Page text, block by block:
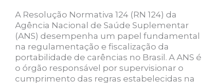
A Resolução Normativa 124 (RN 124) da
Agência Nacional de Saúde Suplementar
(ANS) desempenha um papel fundamental
na regulamentação e fiscalização da
portabilidade de carências no Brasil. A ANS é
o órgão responsável por supervisionar o
cumprimento das regras estabelecidas na